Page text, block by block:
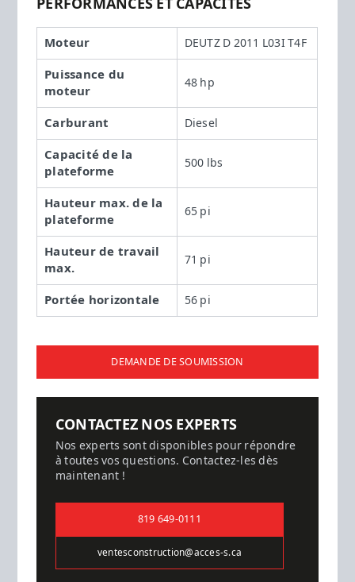
Moteur DEUTZ D 2011 L03I T4F
Puissance du
moteur
48 hp
Carburant Diesel
Capacité de la
plateforme
500 lbs
Hauteur max. de la
plateforme
65 pi
Hauteur de travail
max.
71 pi
Portée horizontale 56 pi
DEMANDE DE SOUMISSION
CONTACTEZ NOS EXPERTS
Nos experts sont disponibles pour répondre
à toutes vos questions. Contactez-les dès
maintenant !
819 649-0111
ventesconstruction@acces-s.ca